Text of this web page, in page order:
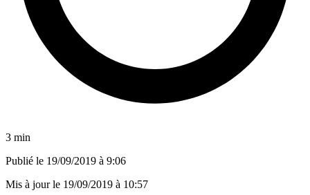
3 min
Publié le 19/09/2019 à 9:06
Mis à jour le 19/09/2019 à 10:57